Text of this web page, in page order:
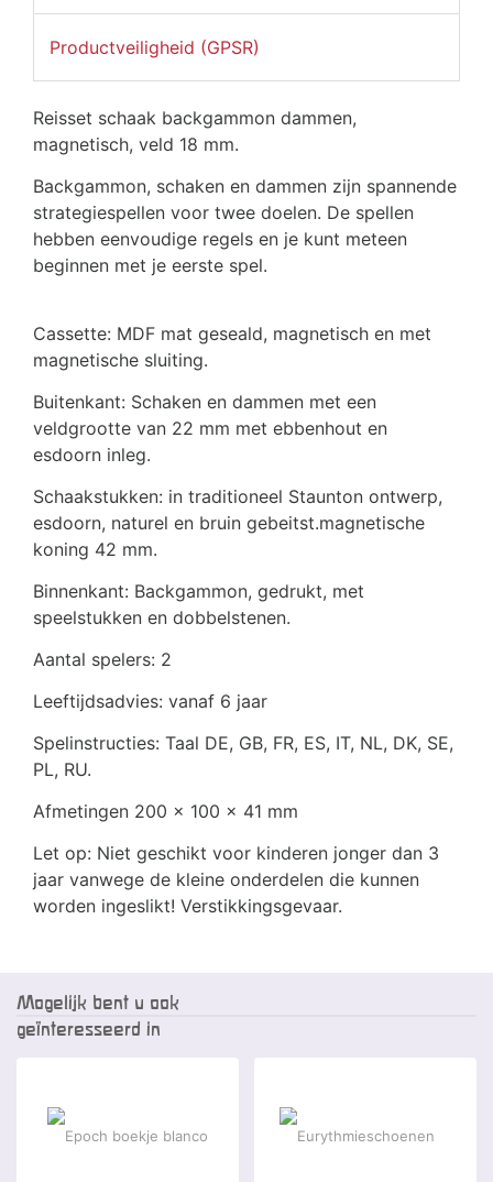
Productveiligheid (GPSR)
Reisset schaak backgammon dammen,
magnetisch, veld 18 mm.
Backgammon, schaken en dammen zijn spannende
strategiespellen voor twee doelen. De spellen
hebben eenvoudige regels en je kunt meteen
beginnen met je eerste spel.
Cassette: MDF mat geseald, magnetisch en met
magnetische sluiting.
Buitenkant: Schaken en dammen met een
veldgrootte van 22 mm met ebbenhout en
esdoorn inleg.
Schaakstukken: in traditioneel Staunton ontwerp,
esdoorn, naturel en bruin gebeitst.magnetische
koning 42 mm.
Binnenkant: Backgammon, gedrukt, met
speelstukken en dobbelstenen.
Aantal spelers: 2
Leeftijdsadvies: vanaf 6 jaar
Spelinstructies: Taal DE, GB, FR, ES, IT, NL, DK, SE,
PL, RU.
Afmetingen 200 x 100 x 41 mm
Let op: Niet geschikt voor kinderen jonger dan 3
jaar vanwege de kleine onderdelen die kunnen
worden ingeslikt! Verstikkingsgevaar.
Mogelijk bent u ook
geïnteresseerd in